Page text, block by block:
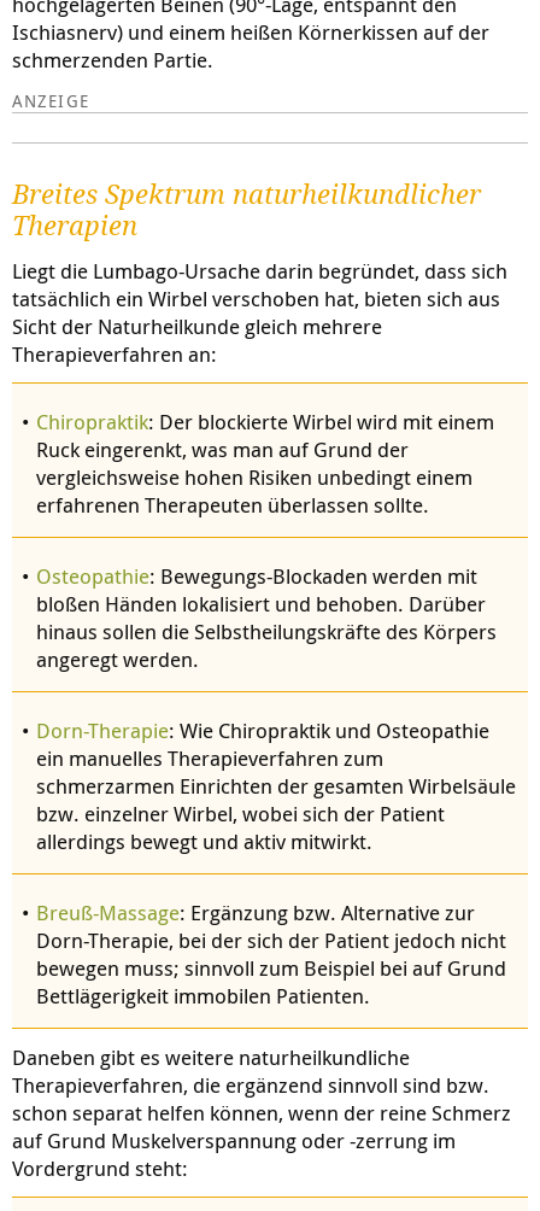
Ischiasnerv) und einem heißen Körnerkissen auf der
schmerzenden Partie.
Breites Spektrum naturheilkundlicher
Therapien
Liegt die Lumbago-Ursache darin begründet, dass sich
tatsächlich ein Wirbel verschoben hat, bieten sich aus
Sicht der Naturheilkunde gleich mehrere
Therapieverfahren an:
Chiropraktik: Der blockierte Wirbel wird mit einem
Ruck eingerenkt, was man auf Grund der
vergleichsweise hohen Risiken unbedingt einem
erfahrenen Therapeuten überlassen sollte.
Osteopathie: Bewegungs-Blockaden werden mit
bloßen Händen lokalisiert und behoben. Darüber
hinaus sollen die Selbstheilungskräfte des Körpers
angeregt werden.
Dorn-Therapie: Wie Chiropraktik und Osteopathie
ein manuelles Therapieverfahren zum
schmerzarmen Einrichten der gesamten Wirbelsäule
bzw. einzelner Wirbel, wobei sich der Patient
allerdings bewegt und aktiv mitwirkt.
Breuß-Massage: Ergänzung bzw. Alternative zur
Dorn-Therapie, bei der sich der Patient jedoch nicht
bewegen muss; sinnvoll zum Beispiel bei auf Grund
Bettlägerigkeit immobilen Patienten.
Daneben gibt es weitere naturheilkundliche
Therapieverfahren, die ergänzend sinnvoll sind bzw.
schon separat helfen können, wenn der reine Schmerz
auf Grund Muskelverspannung oder -zerrung im
Vordergrund steht: